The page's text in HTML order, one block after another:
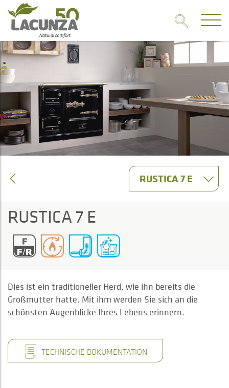
RUSTICA 7 E
RUSTICA 7 E
Dies ist ein traditioneller Herd, wie ihn bereits die
Großmutter hatte. Mit ihm werden Sie sich an die
schönsten Augenblicke Ihres Lebens erinnern.
TECHNISCHE DOKUMENTATION